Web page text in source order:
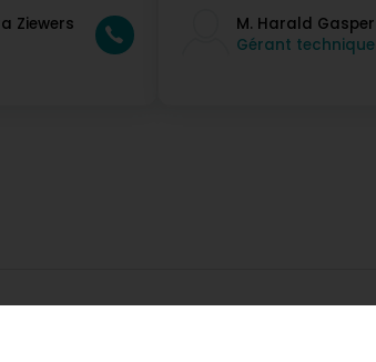
Ziewers
M. Harald Gasper
Gérant technique